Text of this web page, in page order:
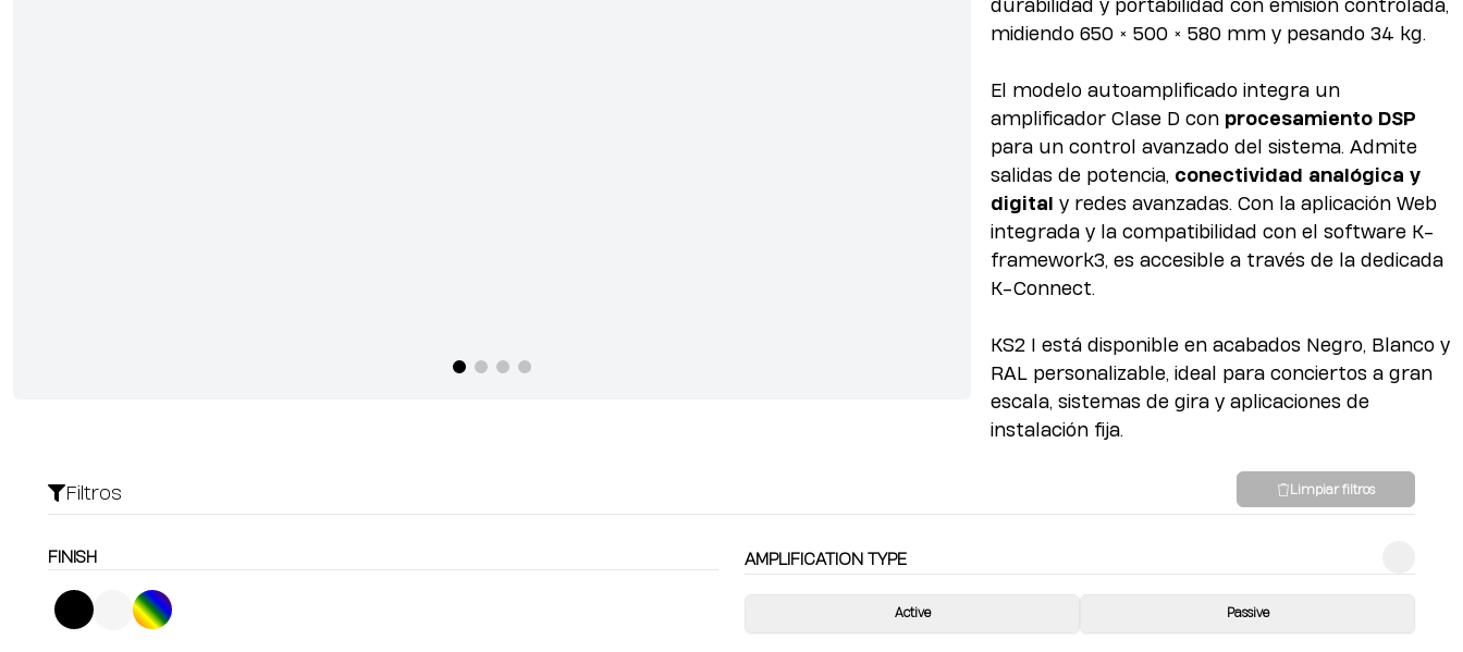
durabilidad y portabilidad con emisión controlada,
midiendo 650 × 500 × 580 mm y pesando 34 kg.
El modelo autoamplificado integra un
amplificador Clase D con procesamiento DSP
para un control avanzado del sistema. Admite
salidas de potencia, conectividad analógica y
digital
y redes avanzadas. Con la aplicación Web
integrada y la compatibilidad con el software K-
framework3, es accesible a través de la dedicada
K-Connect.
KS2 I está disponible en acabados Negro, Blanco y
RAL personalizable, ideal para conciertos a gran
escala, sistemas de gira y aplicaciones de
instalación fija.
Filtros Limpiar filtros
FINISH AMPLIFICATION TYPE
Active Passive